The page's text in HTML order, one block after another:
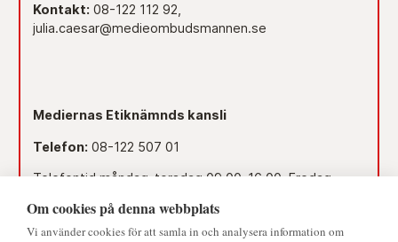
Kontakt: 08-122 112 92,
julia.caesar@medieombudsmannen.se
Mediernas Etiknämnds kansli
Telefon: 08-122 507 01
Telefontid måndag-torsdag 09.00–16.00. Fredag
Dag före röd dag 09.00–12.00.
Om cookies på denna webbplats
Vi använder cookies för att samla in och analysera information om